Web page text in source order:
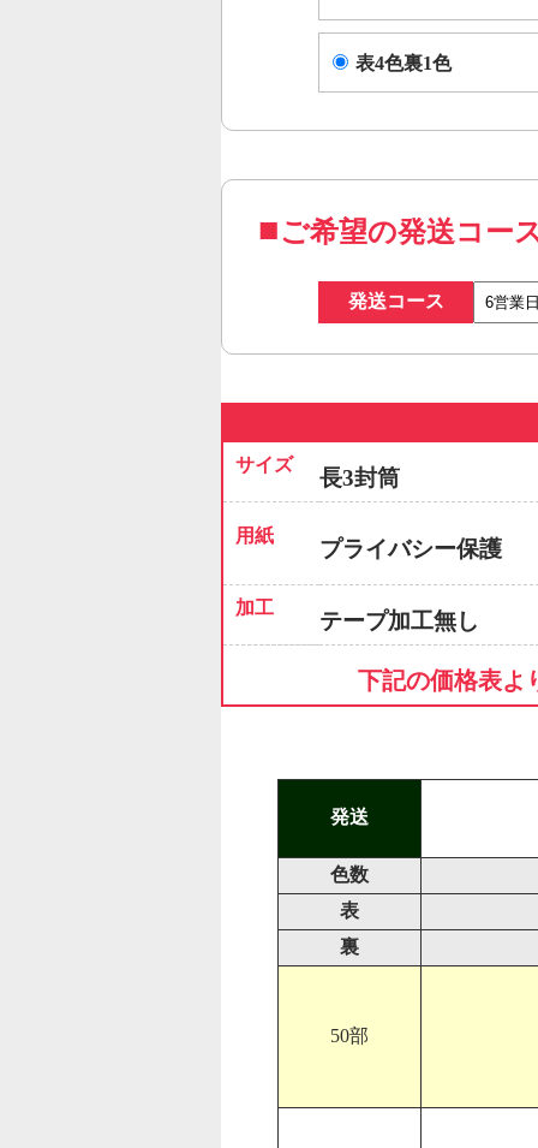
表4色裏1色
ご希望の発送コー
発送コース
サイズ
長3封筒
用紙
プライバシー保護
加工
テープ加工無し
下記の価格表よ
発送
色数
表
裏
50部